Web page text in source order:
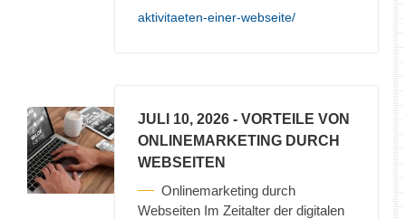
aktivitaeten-einer-webseite/
JULI 10, 2026 - VORTEILE VON
ONLINEMARKETING DURCH
WEBSEITEN
Onlinemarketing durch
Webseiten Im Zeitalter der digitalen